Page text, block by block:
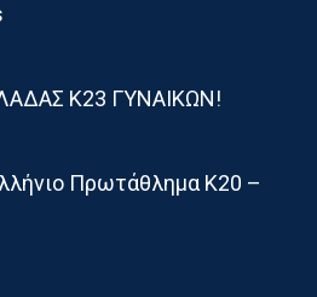
Κ23 ΓΥΝΑΙΚΩΝ!
Πρωτάθλημα Κ20 –